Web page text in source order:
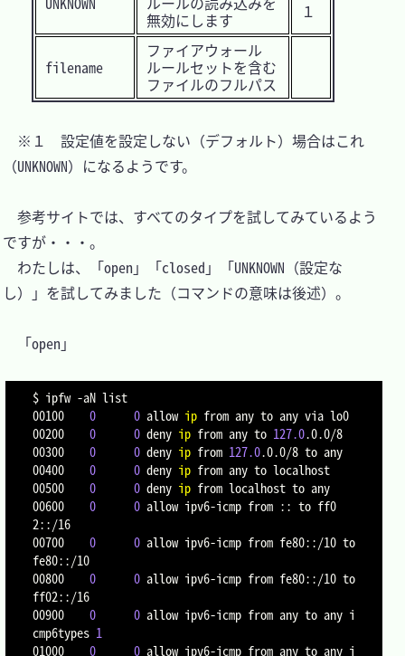
無効にします １
filename
ファイアウォール
ルールセットを含む
ファイルのフルパス
※１　設定値を設定しない（デフォルト）場合はこれ
（UNKNOWN）になるようです。
参考サイトでは、すべてのタイプを試してみているよう
ですが・・・。
わたしは、「open」「closed」「UNKNOWN（設定な
し）」を試してみました（コマンドの意味は後述）。
「open」
$ ipfw -aN list
00100 0 0 allow ip from any to any via lo0
00200 0 0 deny ip from any to 127.0.0.0/8
00300 0 0 deny ip from 127.0.0.0/8 to any
00400 0 0 deny ip from any to localhost
00500 0 0 deny ip from localhost to any
00600 0 0 allow ipv6-icmp from :: to ff0
2::/16
00700 0 0 allow ipv6-icmp from fe80::/10 to
fe80::/10
00800 0 0 allow ipv6-icmp from fe80::/10 to
ff02::/16
00900 0 0 allow ipv6-icmp from any to any i
cmp6types 1
01000 0 0 allow ipv6-icmp from any to any i